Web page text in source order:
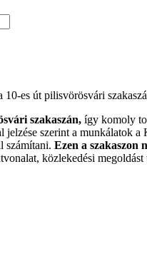
es út pilisvörösvári
szakaszán, így komoly
jelzése szerint a munkálatok
számítani. Ezen a szakaszon
közlekedési megoldást